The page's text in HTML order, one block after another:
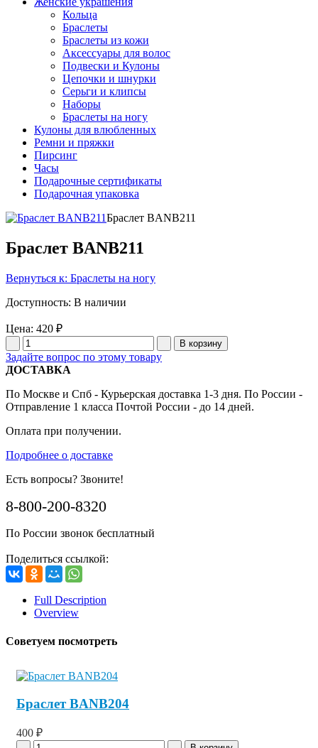
Кольца
Браслеты
Браслеты из кожи
Аксессуары для волос
Подвески и Кулоны
Цепочки и шнурки
Серьги и клипсы
Наборы
Браслеты на ногу
Кулоны для влюбленных
Ремни и пряжки
Пирсинг
Часы
Подарочные сертификаты
Подарочная упаковка
Браслет BANB211
Браслет BANB211
Вернуться к: Браслеты на ногу
Доступность: В наличии
Цена: 420 ₽
Задайте вопрос по этому товару
ДОСТАВКА
По Москве и Спб - Курьерская доставка 1-3 дня. По России -
Отправление 1 класса Почтой России - до 14 дней.
Оплата при получении.
Подробнее о доставке
Есть вопросы? Звоните!
8-800-200-8320
По России звонок бесплатный
Поделиться ссылкой:
Full Description
Overview
Советуем посмотреть
Браслет BANB204
400 ₽